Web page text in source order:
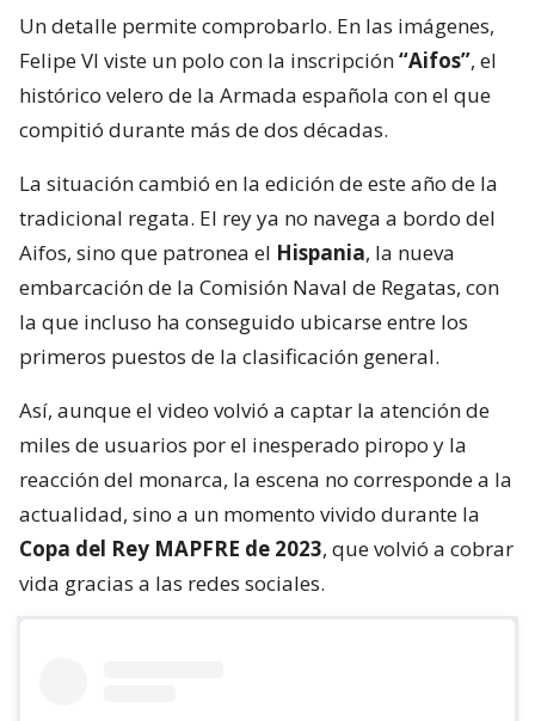
Un detalle permite comprobarlo. En las imágenes,
Felipe VI viste un polo con la inscripción“Aifos”, el
histórico velero de la Armada española con el que
compitió durante más de dos décadas.
La situación cambió en la edición de este año de la
tradicional regata. El rey ya no navega a bordo del
Aifos, sino que patronea el Hispania, la nueva
embarcación de la Comisión Naval de Regatas, con
la que incluso ha conseguido ubicarse entre los
primeros puestos de la clasificación general.
Así, aunque el video volvió a captar la atención de
miles de usuarios por el inesperado piropo y la
reacción del monarca, la escena no corresponde a la
actualidad, sino a un momento vivido durante la
Copa del Rey MAPFRE de 2023, que volvió a cobrar
vida gracias a las redes sociales.